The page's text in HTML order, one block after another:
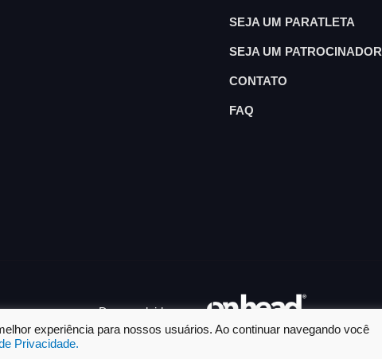
SEJA UM PARATLETA
SEJA UM PATROCINADOR
CONTATO
FAQ
Desenvolvido por
experiência para nossos usuários. Ao continuar navegando você
Privacidade.